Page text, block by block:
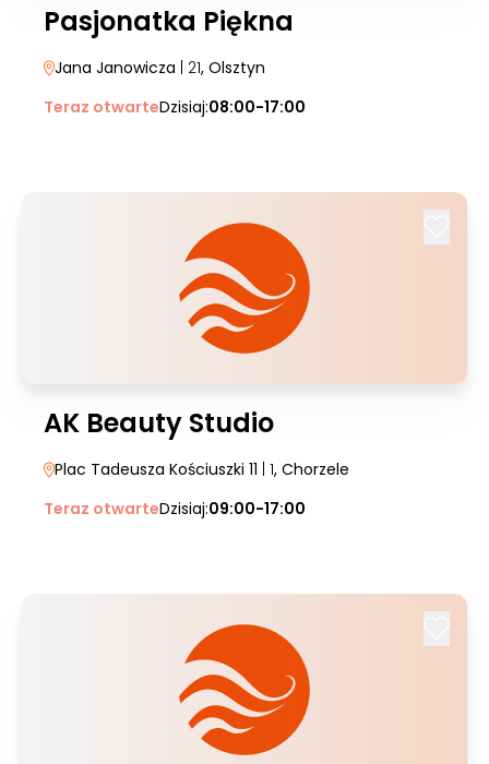
Pasjonatka Piękna
Jana Janowicza | 21, Olsztyn
Teraz otwarteDzisiaj:08:00-17:00
AK Beauty Studio
Plac Tadeusza Kościuszki 11 | 1, Chorzele
Teraz otwarteDzisiaj:09:00-17:00